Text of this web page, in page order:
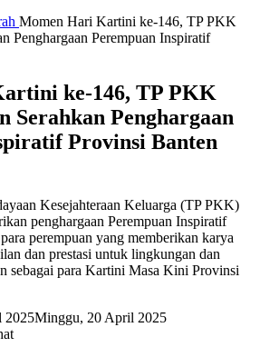
Momen Hari Kartini ke-146, TP PKK
Penghargaan Perempuan Inspiratif
ke-146, TP PKK
Serahkan Penghargaan
Provinsi Banten
Kesejahteraan Keluarga (TP PKK)
penghargaan Perempuan Inspiratif
perempuan yang memberikan karya
dan prestasi untuk lingkungan dan
sebagai para Kartini Masa Kini Provinsi
2025Minggu, 20 April 2025